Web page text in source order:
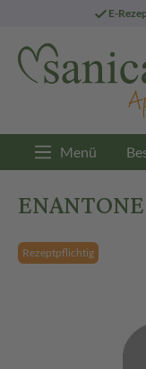
E-
Menü
Rezeptpflichtig